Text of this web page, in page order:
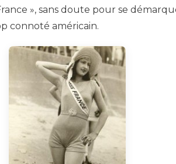
», sans doute pour se
connoté américain.